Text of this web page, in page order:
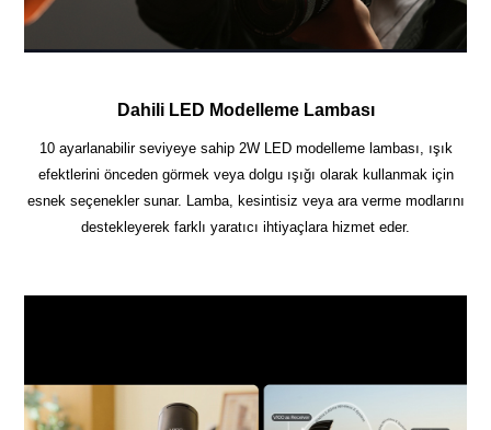
Dahili LED Modelleme Lambası
10 ayarlanabilir seviyeye sahip 2W LED modelleme lambası, ışık
efektlerini önceden görmek veya dolgu ışığı olarak kullanmak için
esnek seçenekler sunar. Lamba, kesintisiz veya ara verme modlarını
destekleyerek farklı yaratıcı ihtiyaçlara hizmet eder.